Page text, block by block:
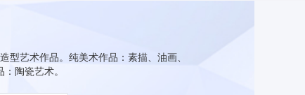
型艺术作品。纯美术作品：素描、油画、
陶瓷艺术。